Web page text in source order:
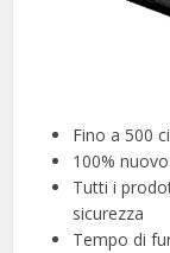
Fino a 500
100%
Tutti i
sicurezza
Tempo di